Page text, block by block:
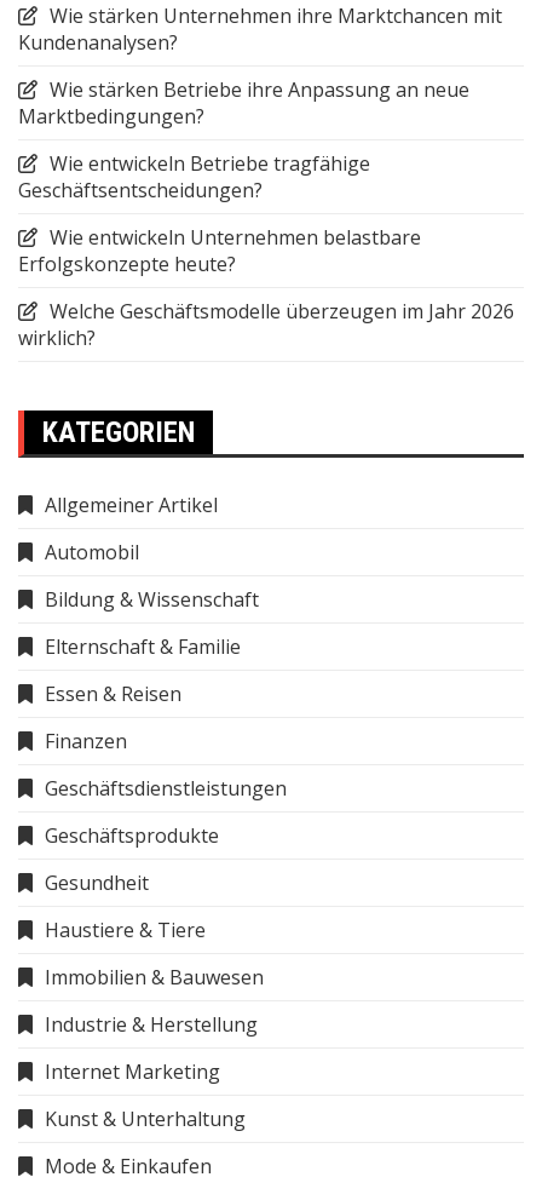
Wie stärken Unternehmen ihre Marktchancen mit
Kundenanalysen?
Wie stärken Betriebe ihre Anpassung an neue
Marktbedingungen?
Wie entwickeln Betriebe tragfähige
Geschäftsentscheidungen?
Wie entwickeln Unternehmen belastbare
Erfolgskonzepte heute?
Welche Geschäftsmodelle überzeugen im Jahr 2026
wirklich?
KATEGORIEN
Allgemeiner Artikel
Automobil
Bildung & Wissenschaft
Elternschaft & Familie
Essen & Reisen
Finanzen
Geschäftsdienstleistungen
Geschäftsprodukte
Gesundheit
Haustiere & Tiere
Immobilien & Bauwesen
Industrie & Herstellung
Internet Marketing
Kunst & Unterhaltung
Mode & Einkaufen